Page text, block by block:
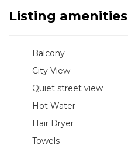
Listing amenities
Balcony
City View
Quiet street view
Hot Water
Hair Dryer
Towels